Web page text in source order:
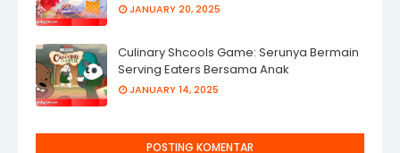
JANUARY 20, 2025
Culinary Shcools Game: Serunya Bermain
Serving Eaters Bersama Anak
JANUARY 14, 2025
POSTING KOMENTAR